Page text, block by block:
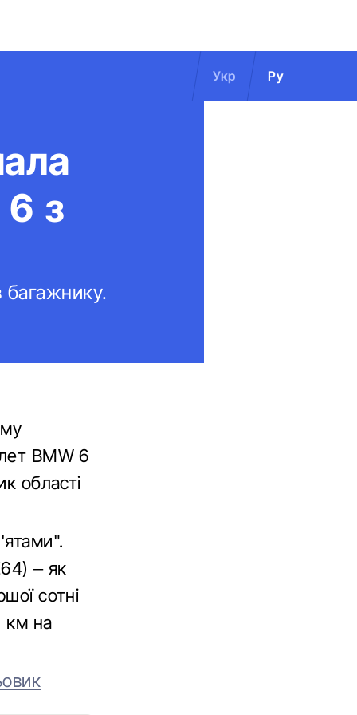
Укр Ру
з
багажнику.
BMW 6
області
– як
сотні
км на